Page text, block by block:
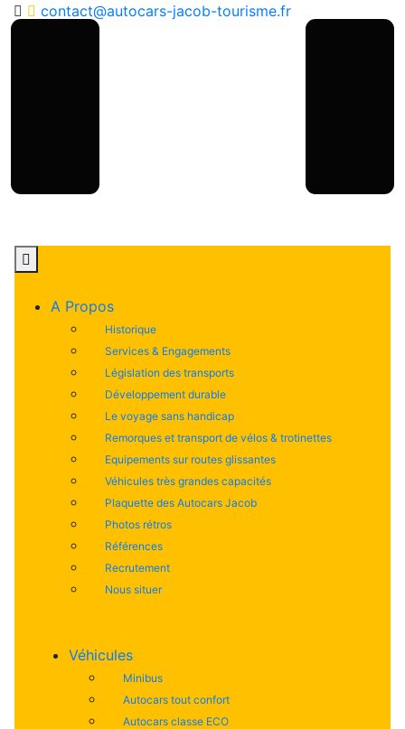
contact@autocars-jacob-tourisme.fr
A Propos
Historique
Services & Engagements
Législation des transports
Développement durable
Le voyage sans handicap
Remorques et transport de vélos & trotinettes
Equipements sur routes glissantes
Véhicules très grandes capacités
Plaquette des Autocars Jacob
Photos rétros
Références
Recrutement
Nous situer
Véhicules
Minibus
Autocars tout confort
Autocars classe ECO